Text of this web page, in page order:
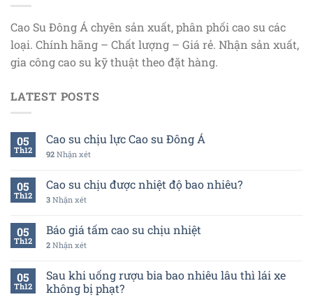
Cao Su Đông Á chyên sản xuất, phân phối cao su các
loại. Chính hãng – Chất lượng – Giá rẻ. Nhận sản xuất,
gia công cao su kỹ thuật theo đặt hàng.
LATEST POSTS
05
Th12
Cao su chịu lực Cao su Đông Á
92 Nhận xét
05
Th12
Cao su chịu được nhiệt độ bao nhiêu?
3 Nhận xét
05
Th12
Báo giá tấm cao su chịu nhiệt
2 Nhận xét
05
Th12
Sau khi uống rượu bia bao nhiêu lâu thì lái xe
không bị phạt?